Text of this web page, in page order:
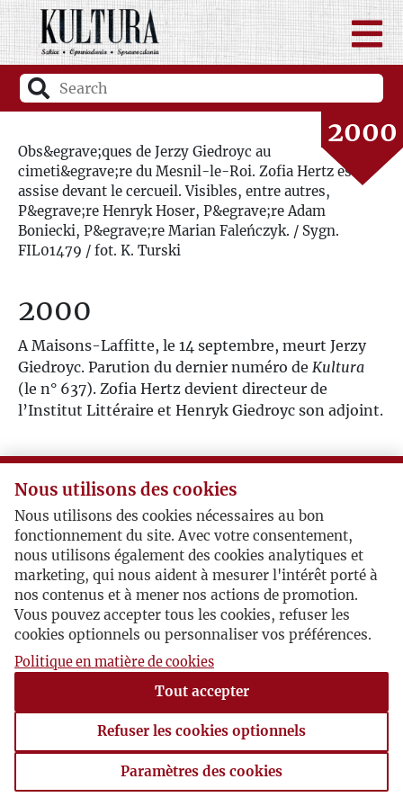
1998
1999
2000
2001
2002
2005
2006
2008
2009
2010
2011
2012
Obs&egrave;ques de Jerzy Giedroyc au
cimeti&egrave;re du Mesnil-le-Roi. Zofia Hertz est
assise devant le cercueil. Visibles, entre autres,
P&egrave;re Henryk Hoser, P&egrave;re Adam
Boniecki, P&egrave;re Marian Faleńczyk. / Sygn.
FIL01479 / fot. K. Turski
2000
A Maisons-Laffitte, le 14 septembre, meurt Jerzy
Giedroyc. Parution du dernier numéro de Kultura
(le n° 637). Zofia Hertz devient directeur de
l’Institut Littéraire et Henryk Giedroyc son adjoint.
Nous utilisons des cookies
Nous utilisons des cookies nécessaires au bon
fonctionnement du site. Avec votre consentement,
nous utilisons également des cookies analytiques et
marketing, qui nous aident à mesurer l'intérêt porté à
nos contenus et à mener nos actions de promotion.
Vous pouvez accepter tous les cookies, refuser les
cookies optionnels ou personnaliser vos préférences.
Politique en matière de cookies
Tout accepter
Refuser les cookies optionnels
Paramètres des cookies
Paramètres des cookies